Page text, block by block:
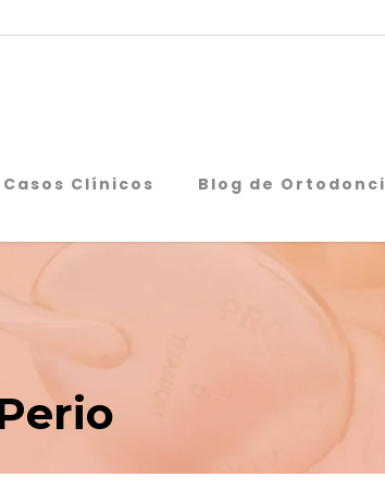
Casos Clínicos Blog de